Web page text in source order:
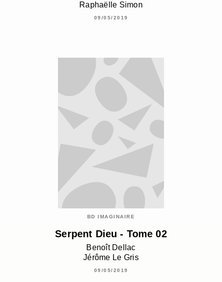
Raphaëlle Simon
09/05/2019
BD IMAGINAIRE
Serpent Dieu - Tome 02
Benoît Dellac
Jérôme Le Gris
09/05/2019